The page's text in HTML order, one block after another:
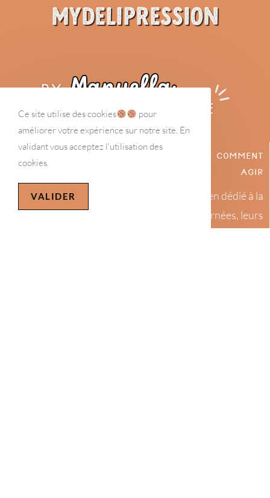
MyDeliPression
Comprendre la dépression pour savoir comment
agir
MyDelipression est un site de soutien dédié à la
dépression, pour les personnes concernées, leurs
Ce site utilise des cookies
pour
améliorer votre expérience sur notre site. En
validant vous acceptez l'utilisation des
cookies.
VALIDER